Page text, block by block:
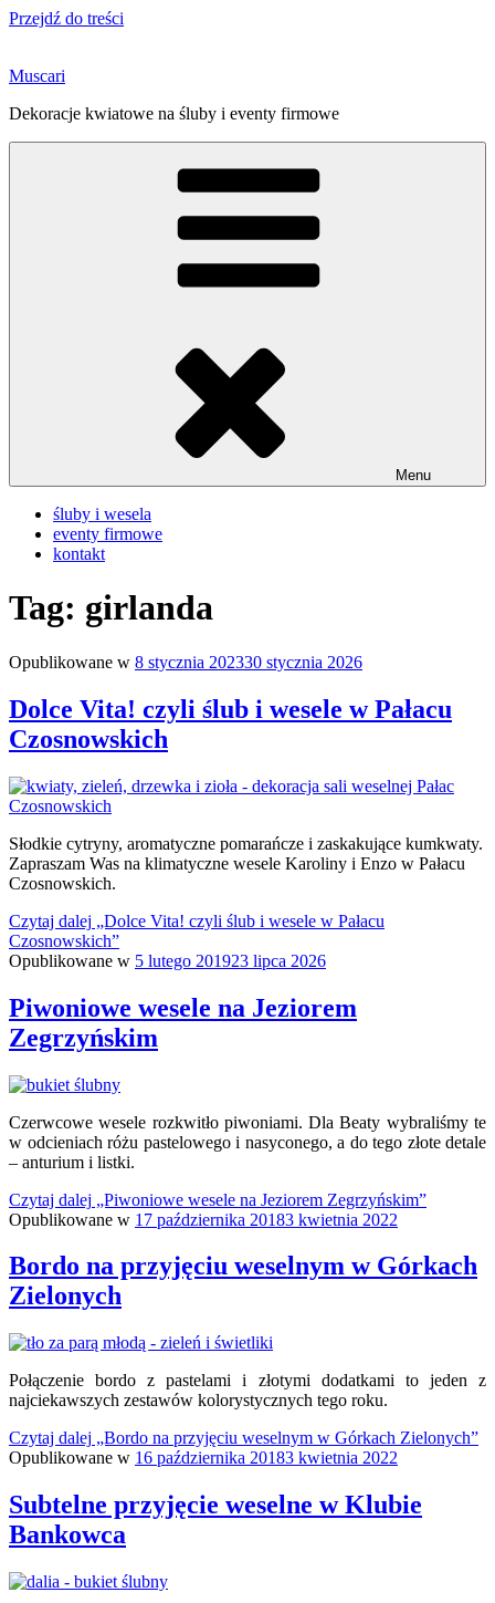
Przejdź do treści
Muscari
Dekoracje kwiatowe na śluby i eventy firmowe
Menu
śluby i wesela
eventy firmowe
kontakt
Tag: girlanda
Opublikowane w 8 stycznia 202330 stycznia 2026
Dolce Vita! czyli ślub i wesele w Pałacu
Czosnowskich
Słodkie cytryny, aromatyczne pomarańcze i zaskakujące kumkwaty.
Zapraszam Was na klimatyczne wesele Karoliny i Enzo w Pałacu
Czosnowskich.
Czytaj dalej „Dolce Vita! czyli ślub i wesele w Pałacu
Czosnowskich”
Opublikowane w 5 lutego 201923 lipca 2026
Piwoniowe wesele na Jeziorem
Zegrzyńskim
Czerwcowe wesele rozkwitło piwoniami. Dla Beaty wybraliśmy te
w odcieniach różu pastelowego i nasyconego, a do tego złote detale
– anturium i listki.
Czytaj dalej „Piwoniowe wesele na Jeziorem Zegrzyńskim”
Opublikowane w 17 października 20183 kwietnia 2022
Bordo na przyjęciu weselnym w Górkach
Zielonych
Połączenie bordo z pastelami i złotymi dodatkami to jeden z
najciekawszych zestawów kolorystycznych tego roku.
Czytaj dalej „Bordo na przyjęciu weselnym w Górkach Zielonych”
Opublikowane w 16 października 20183 kwietnia 2022
Subtelne przyjęcie weselne w Klubie
Bankowca